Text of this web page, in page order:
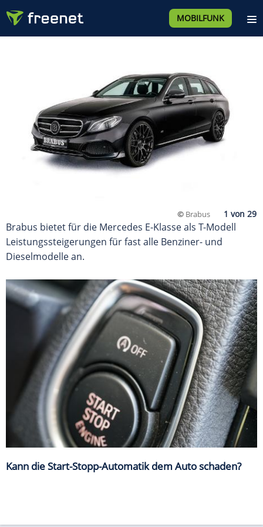
MOBILFUNK
© Brabus
Brabus bietet für die Mercedes E-Klasse als T-Modell
Leistungssteigerungen für fast alle Benziner- und
Dieselmodelle an.
Kann die Start-Stopp-Automatik dem Auto schaden?